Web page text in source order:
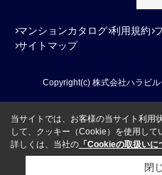
マンションカタログ 利用規約
サイトマップ
Copyright(c) 株式会社ハラビ
当サイトでは、お客様の当サイト利用
して、クッキー（Cookie）を使用して
詳しくは、当社の 「Cookieの取扱いに
閉